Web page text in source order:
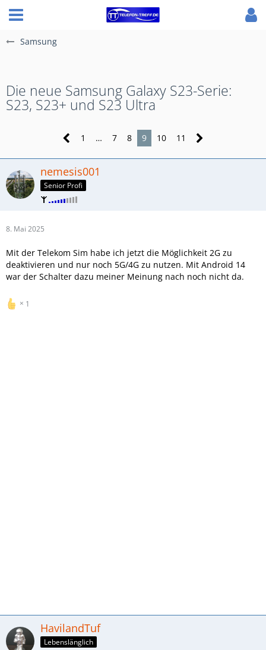
Samsung
Die neue Samsung Galaxy S23-Serie:
S23, S23+ und S23 Ultra
1 … 7 8 9 10 11
nemesis001
Senior Profi
8. Mai 2025
Mit der Telekom Sim habe ich jetzt die Möglichkeit 2G zu
deaktivieren und nur noch 5G/4G zu nutzen. Mit Android 14
war der Schalter dazu meiner Meinung nach noch nicht da.
1
HavilandTuf
Lebenslänglich